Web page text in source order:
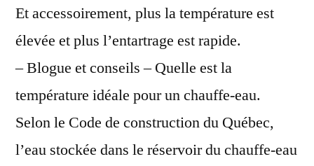
Et accessoirement, plus la température est
élevée et plus l’entartrage est rapide.
– Blogue et conseils – Quelle est la
température idéale pour un chauffe-eau.
Selon le Code de construction du Québec,
l’eau stockée dans le réservoir du chauffe-eau